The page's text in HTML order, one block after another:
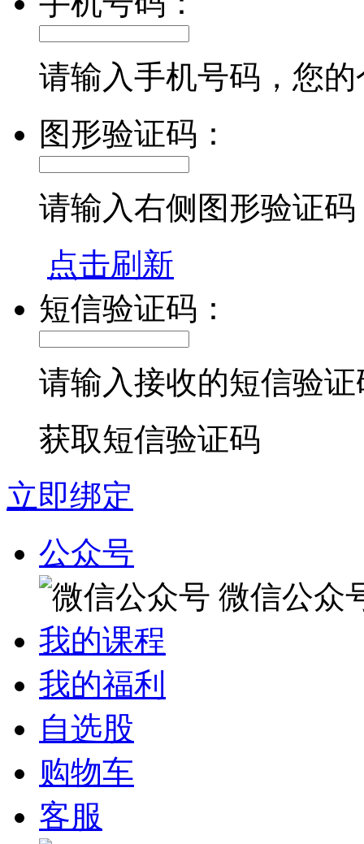
请输入手机号码，您
图形验证码：
请输入右侧图形验证码
点击刷新
短信验证码：
请输入接收的短信验证
获取短信验证码
立即绑定
公众号
微信公众
我的课程
我的福利
自选股
购物车
客服